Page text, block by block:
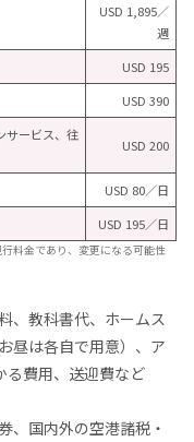
USD 1,895／
週
USD 195
USD 390
サービス、往
USD 200
USD 80／日
USD 195／日
料金であり、変更になる可能性
、教科書代、ホームス
昼は各自で用意）、ア
る費用、送迎費など
、国内外の空港諸税・